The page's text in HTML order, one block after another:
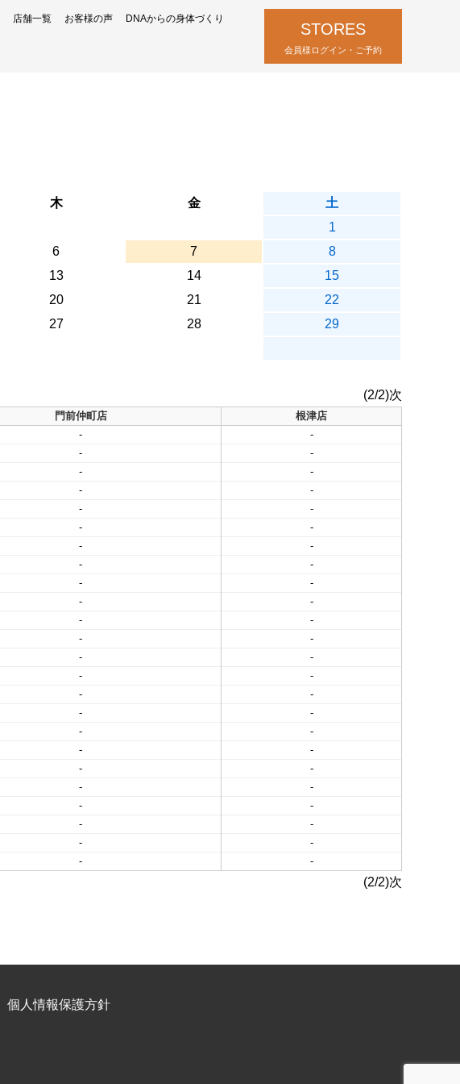
店舗一覧 お客様の声 DNAからの身体づくり
STORES
会員様ログイン・ご予約
木 金
土
1
6 7
8
13 14
15
20 21
22
27 28
29
(2/2)次
門前仲町店
根津店
-
-
-
-
-
-
-
-
-
-
-
-
-
-
-
-
-
-
-
-
-
-
-
-
-
-
-
-
-
-
-
-
-
-
-
-
-
-
-
-
-
-
-
-
-
-
- -
(2/2)次
個人情報保護方針